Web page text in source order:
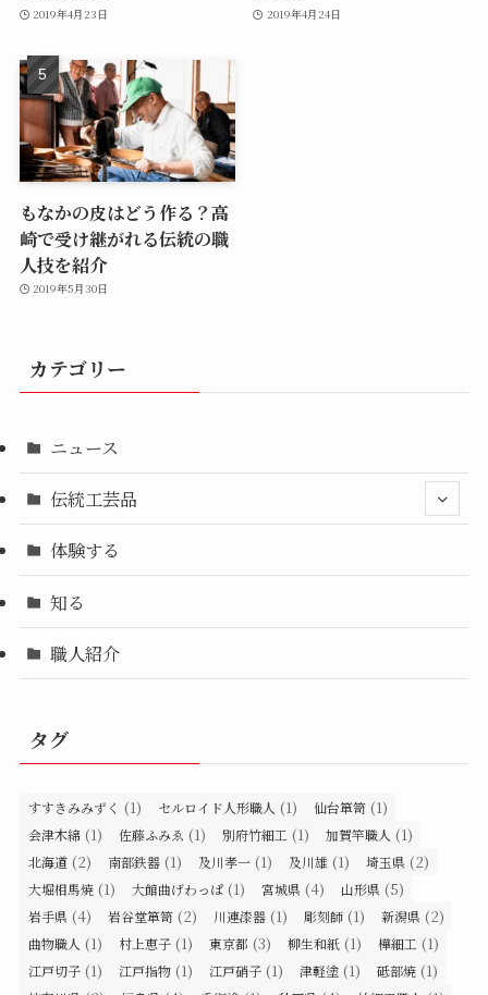
2019年4月23日 2019年4月24日
もなかの皮はどう作る？高
崎で受け継がれる伝統の職
人技を紹介
2019年5月30日
カテゴリー
ニュース
伝統工芸品
体験する
知る
職人紹介
タグ
すすきみみずく (1) セルロイド人形職人 (1) 仙台箪笥 (1)
会津木綿 (1) 佐藤ふみゑ (1) 別府竹細工 (1) 加賀竿職人 (1)
北海道 (2) 南部鉄器 (1) 及川孝一 (1) 及川雄 (1) 埼玉県 (2)
大堀相馬焼 (1) 大館曲げわっぱ (1) 宮城県 (4) 山形県 (5)
岩手県 (4) 岩谷堂箪笥 (2) 川連漆器 (1) 彫刻師 (1) 新潟県 (2)
曲物職人 (1) 村上恵子 (1) 東京都 (3) 柳生和紙 (1) 樺細工 (1)
江戸切子 (1) 江戸指物 (1) 江戸硝子 (1) 津軽塗 (1) 砥部焼 (1)